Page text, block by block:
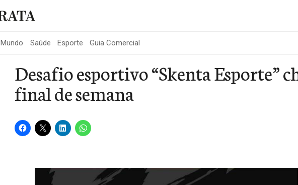
Mundo Saúde Esporte Guia Comercial
Desafio esportivo “Skenta Esporte”
final de semana